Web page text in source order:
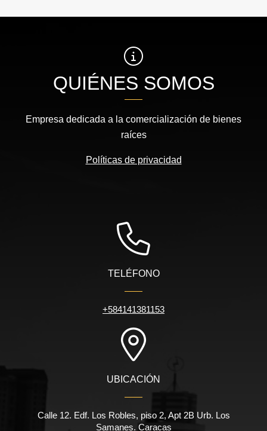
QUIÉNES SOMOS
Empresa dedicada a la comercialización de bienes
raíces
Políticas de privacidad
TELÉFONO
+584141381153
UBICACIÓN
Calle 12. Edf. Los Robles, piso 2, Apt 2B Urb. Los
Samanes. Caracas